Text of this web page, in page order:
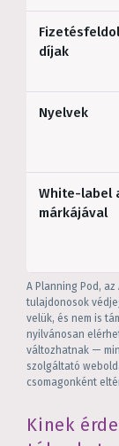
díjak
Nyelvek
White-label
márkájával
A Planning Pod,
tulajdonosok
velük, és nem is
nyilvánosan
változhatnak —
szolgáltató
csomagonként
Kinek